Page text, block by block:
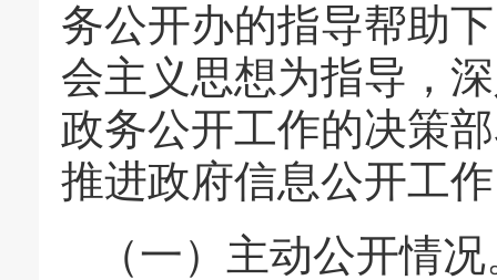
务公开办的指导帮助
会主义思想为指导，
政务公开工作的决策
推进政府信息公开工
（一）主动公开情